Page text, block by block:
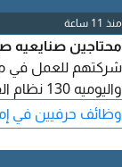
منذ 11 ساعة
محتاجين
شركتهم للعمل في
واليوميه 130 نظام القبضي أسبوعي يفضل يكونوا في دبي
وظائف حرفيين في